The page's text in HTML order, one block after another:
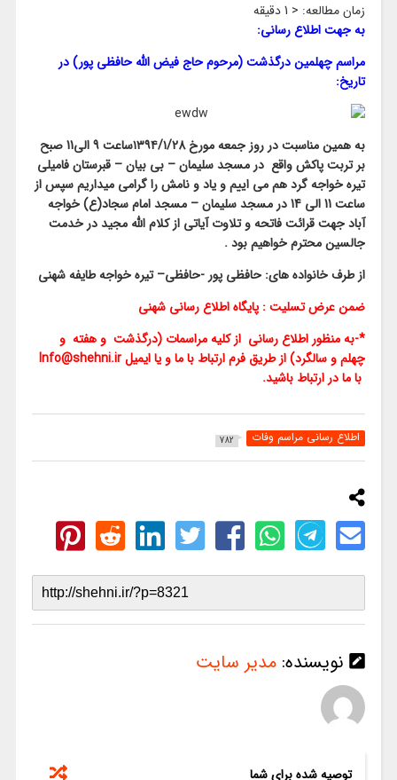
زمان مطالعه: < 1 دقیقه
به جهت اطلاع رسانی:
مراسم چهلمین درگذشت (مرحوم حاج فیض الله حافظی پور) در
تاریخ:
به همین مناسبت در روز جمعه مورخ ۱۳۹۴/۱/28ساعت 9 الی11 صبح
بر تربت پاکش واقع در مسجد سلیمان – بی بیان – قبرستان فامیلی
تیره خواجه گرد هم می اییم و یاد و نامش را گرامی میداریم سپس از
ساعت 11 الی 14 در مسجد سلیمان – مسجد امام سجاد(ع) خواجه
آباد جهت قرائت فاتحه و تلاوت آیاتی از کلام الله مجید در خدمت
جالسین محترم خواهیم بود .
از طرف خانواده های: حافظی پور -حافظی– تیره خواجه طایفه شهنی
ضمن عرض تسلیت : پایگاه اطلاع رسانی شهنی
*-به منظور اطلاع رسانی از کلیه مراسمات (درگذشت و هفته و
چهلم و سالگرد) از طریق فرم ارتباط با ما و یا ایمیل Info@shehni.ir
با ما در ارتباط باشید.
اطلاع رسانی مراسم وفات 782
نویسنده: مدیر سایت
توصیه شده برای شما